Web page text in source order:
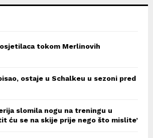
tokom Merlinovih
ostaje u Schalkeu u sezoni pred
slomila nogu na treningu u
ću se na skije prije nego što mislite’